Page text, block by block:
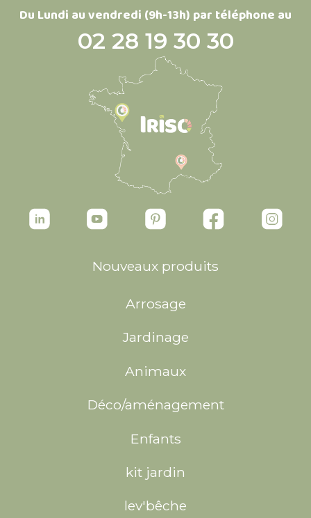
Du Lundi au vendredi (9h-13h) par téléphone au
02 28 19 30 30
Nouveaux produits
Arrosage
Jardinage
Animaux
Déco/aménagement
Enfants
kit jardin
lev'bêche